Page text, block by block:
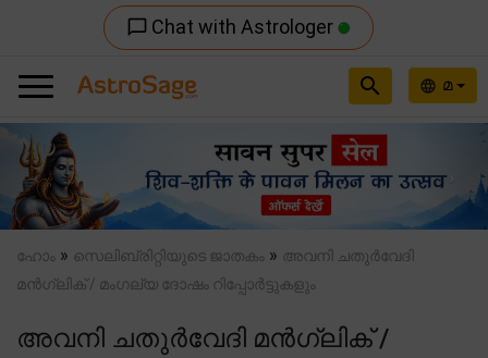
chat_bubble_outline Chat with Astrologer
language മ
search
Previous
ഹോം » സെലിബ്രിറ്റിയുടെ ജാതകം » അവനി ചതുർവേദി
മൻഗ്ലിക് / മംഗല്യ ദോഷം റിപ്പോർട്ടുകളും
അവനി ചതുർവേദി മൻഗ്ലിക് /